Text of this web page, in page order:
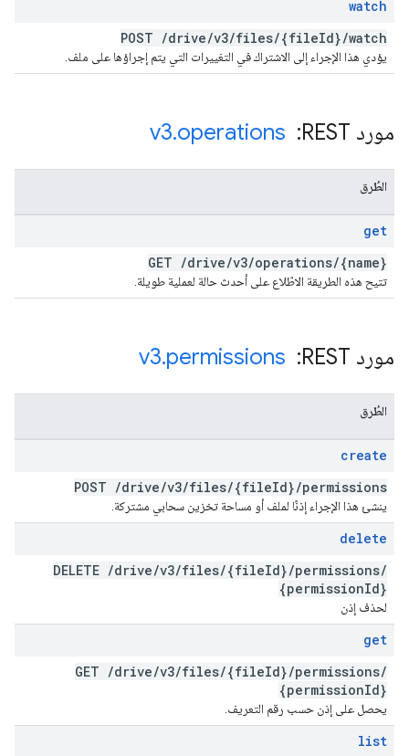
watch
POST /drive/v3/files/{fileId}/watch
يؤدي هذا الإجراء إلى الاشتراك في التغييرات التي يتم إجراؤها على ملف.
مورد REST: ‏ v3.operations
الطُرق
get
GET /drive/v3/operations/{name}
تتيح هذه الطريقة الاطّلاع على أحدث حالة لعملية طويلة.
مورد REST: ‏ v3.permissions
الطُرق
create
POST /drive/v3/files/{fileId}/permissions
ينشئ هذا الإجراء إذنًا لملف أو مساحة تخزين سحابي مشتركة.
delete
DELETE /drive/v3/files/{fileId}/permissions/
{permissionId}
لحذف إذن
get
GET /drive/v3/files/{fileId}/permissions/
{permissionId}
يحصل على إذن حسب رقم التعريف.
list